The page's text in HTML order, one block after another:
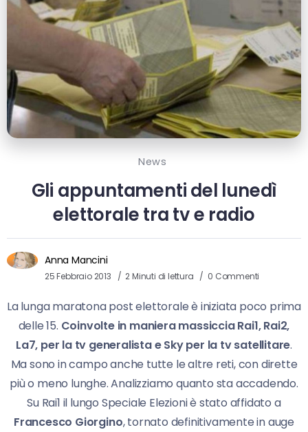
News
Gli appuntamenti del lunedì
elettorale tra tv e radio
Anna Mancini
25 Febbraio 2013 2 Minuti di lettura 0 Commenti
La lunga maratona post elettorale è iniziata poco prima
delle 15. Coinvolte in maniera massiccia Rai1, Rai2,
La7, per la tv generalista e Sky per la tv satellitare.
Ma sono in campo anche tutte le altre reti, con dirette
più o meno lunghe. Analizziamo quanto sta accadendo.
Su Rai1 il lungo Speciale Elezioni è stato affidato a
Francesco Giorgino, tornato definitivamente in auge